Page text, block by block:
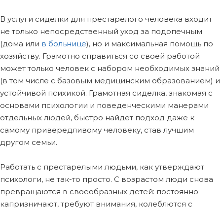
В услуги сиделки для престарелого человека входит
не только непосредственный уход за подопечным
(дома или в больнице), но и максимальная помощь по
хозяйству. Грамотно справиться со своей работой
может только человек с набором необходимых знаний
(в том числе с базовым медицинским образованием) и
устойчивой психикой. Грамотная сиделка, знакомая с
основами психологии и поведенческими манерами
отдельных людей, быстро найдет подход даже к
самому привередливому человеку, став лучшим
другом семьи.
Работать с престарелыми людьми, как утверждают
психологи, не так-то просто. С возрастом люди снова
превращаются в своеобразных детей: постоянно
капризничают, требуют внимания, колеблются с